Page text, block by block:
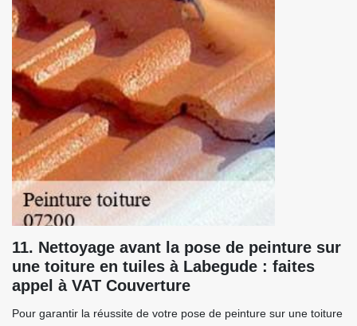
11. Nettoyage avant la pose de peinture sur
une toiture en tuiles à Labegude : faites
appel à VAT Couverture
Pour garantir la réussite de votre pose de peinture sur une toiture